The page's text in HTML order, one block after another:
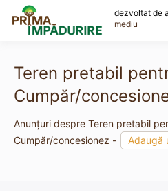
content
dezvoltat de
mediu
Teren pretabil
Cumpăr/
Anunțuri despre Teren pretabil
Cumpăr/concesionez -
Adaugă